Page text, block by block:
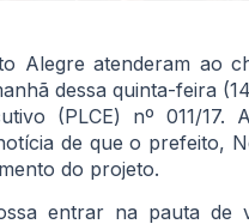
Alegre atenderam ao
dessa quinta-feira
(PLCE) nº 011/
de que o prefeito,
do projeto.
entrar na pauta de